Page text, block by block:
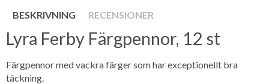
BESKRIVNING RECENSIONER
Lyra Ferby Färgpennor, 12 st
Färgpennor med vackra färger som har exceptionellt bra
täckning.